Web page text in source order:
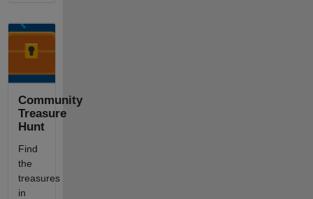
Community
Treasure
Hunt
Find
the
treasures
in